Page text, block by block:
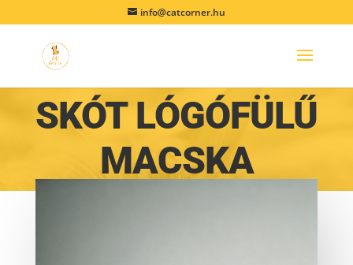
info@catcorner.hu
SKÓT LÓGÓFÜLŰ
MACSKA